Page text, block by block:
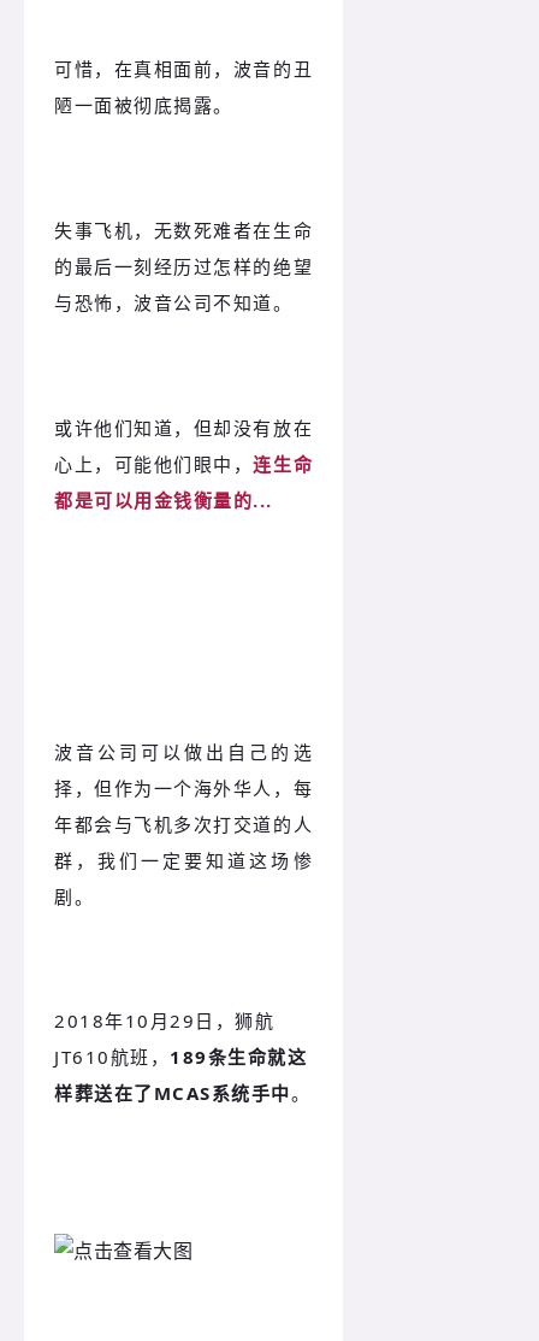
可惜，在真相面前，波音的丑
陋一面被彻底揭露。
失事飞机，无数死难者在生命
的最后一刻经历过怎样的绝望
与恐怖，波音公司不知道。
或许他们知道，但却没有放在
心上，可能他们眼中，连生命
都是可以用金钱衡量的...
波音公司可以做出自己的选
择，但作为一个海外华人，每
年都会与飞机多次打交道的人
群，我们一定要知道这场惨
剧。
2018年10月29日，狮航
JT610航班， 189条生命就这
样葬送在了MCAS系统手中。